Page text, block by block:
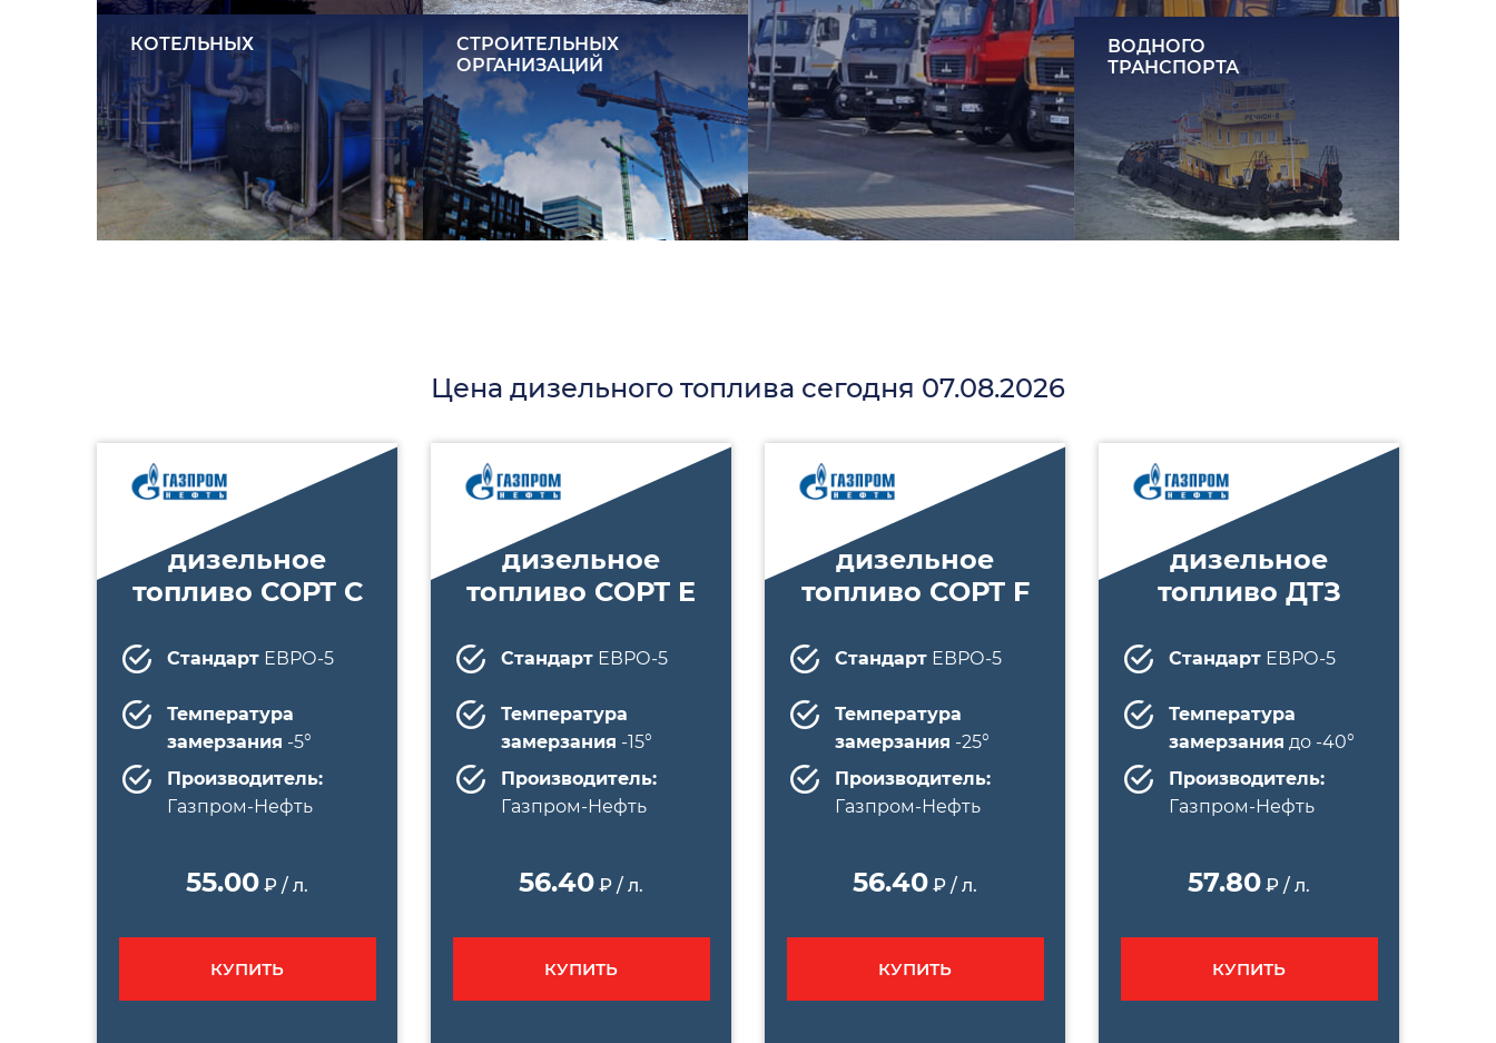
КОТЕЛЬНЫХ
СТРОИТЕЛЬНЫХ
ОРГАНИЗАЦИЙ
ВОДНОГО
ТРАНСПОРТА
Цена дизельного топлива сегодня 07.08.2026
дизельное
топливо СОРТ С
СтандартЕВРО-5
Температура
замерзания -5°
Производитель:
Газпром-Нефть
55.00 ₽ / л.
КУПИТЬ
дизельное
топливо СОРТ E
СтандартЕВРО-5
Температура
замерзания -15°
Производитель:
Газпром-Нефть
56.40 ₽ / л.
КУПИТЬ
дизельное
топливо СОРТ F
СтандартЕВРО-5
Температура
замерзания -25°
Производитель:
Газпром-Нефть
56.40 ₽ / л.
КУПИТЬ
дизельное
топливо ДТЗ
СтандартЕВРО-5
Температура
замерзания до -40°
Производитель:
Газпром-Нефть
57.80 ₽ / л.
КУПИТЬ